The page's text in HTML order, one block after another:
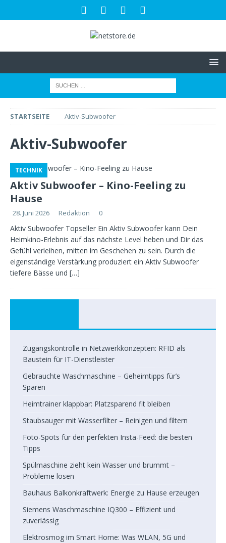
STARTSEITE Aktiv-Subwoofer
Aktiv-Subwoofer
TECHNIK
Aktiv Subwoofer – Kino-Feeling zu
Hause
28. Juni 2026 Redaktion 0
Aktiv Subwoofer Topseller Ein Aktiv Subwoofer kann Dein
Heimkino-Erlebnis auf das nächste Level heben und Dir das
Gefühl verleihen, mitten im Geschehen zu sein. Durch die
eigenständige Verstärkung produziert ein Aktiv Subwoofer
tiefere Bässe und […]
Zugangskontrolle in Netzwerkkonzepten: RFID als
Baustein für IT-Dienstleister
Gebrauchte Waschmaschine – Geheimtipps für’s
Sparen
Heimtrainer klappbar: Platzsparend fit bleiben
Staubsauger mit Wasserfilter – Reinigen und filtern
Foto-Spots für den perfekten Insta-Feed: die besten
Tipps
Spülmaschine zieht kein Wasser und brummt –
Probleme lösen
Bauhaus Balkonkraftwerk: Energie zu Hause erzeugen
Siemens Waschmaschine IQ300 – Effizient und
zuverlässig
Elektrosmog im Smart Home: Was WLAN, 5G und